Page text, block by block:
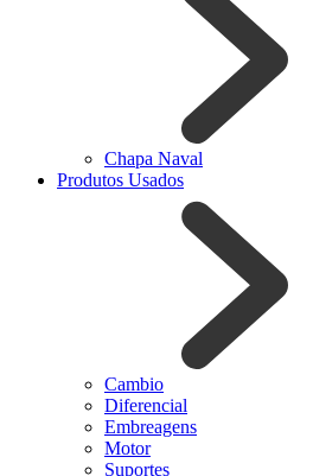
Chapa Naval
Produtos Usados
Cambio
Diferencial
Embreagens
Motor
Suportes